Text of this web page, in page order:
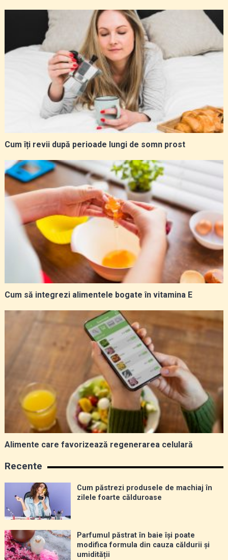
Cum îți revii după perioade lungi de somn prost
Cum să integrezi alimentele bogate în vitamina E
Alimente care favorizează regenerarea celulară
Recente
Cum păstrezi produsele de machiaj în
zilele foarte călduroase
Parfumul păstrat în baie își poate
modifica formula din cauza căldurii și
umidității